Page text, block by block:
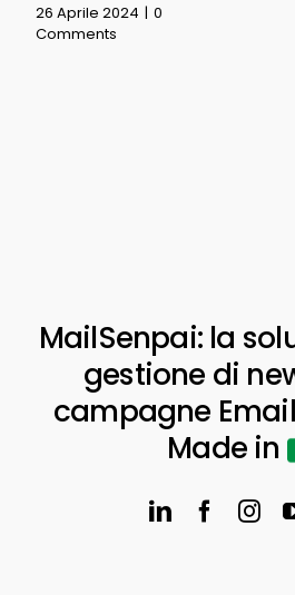
26 Aprile 2024 | 0
Comments
MailSenpai: la
gestione di
campagne
Made in